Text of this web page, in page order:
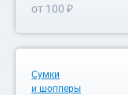
от 100 ₽
Сумки
и шопперы